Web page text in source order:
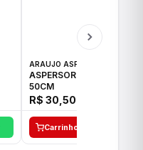
ARAUJO ASPERSOR
ASPERSOR HASTE AR
50CM
R$ 30,50
Carrinho